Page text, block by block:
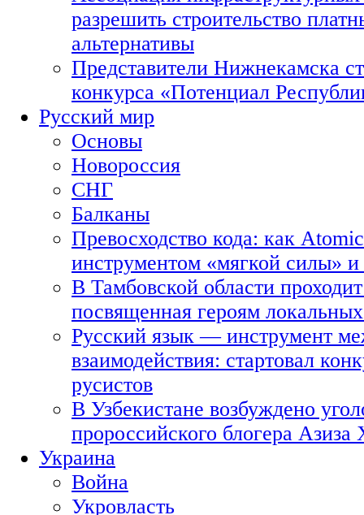
разрешить строительство
альтернативы
Представители Нижнекамска
конкурса «Потенциал
Русский мир
Основы
Новороссия
СНГ
Балканы
Превосходство кода: как
инструментом «мягкой силы» и
В Тамбовской области
посвященная героям
Русский язык — инструмент
взаимодействия: стартовал
русистов
В Узбекистане возбуждено
пророссийского блогера Азиза
Украина
Война
Укровласть